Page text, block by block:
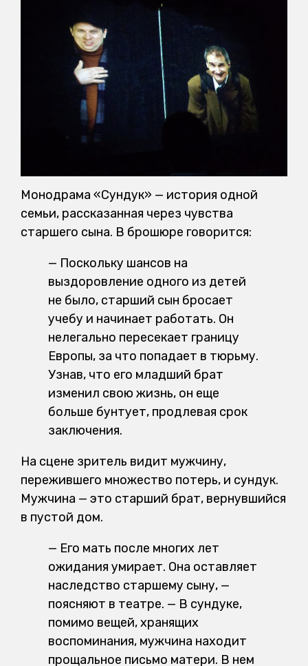
Монодрама «Сундук» — история одной
семьи, рассказанная через чувства
старшего сына. В брошюре говорится:
— Поскольку шансов на
выздоровление одного из детей
не было, старший сын бросает
учебу и начинает работать. Он
нелегально пересекает границу
Европы, за что попадает в тюрьму.
Узнав, что его младший брат
изменил свою жизнь, он еще
больше бунтует, продлевая срок
заключения.
На сцене зритель видит мужчину,
пережившего множество потерь, и сундук.
Мужчина — это старший брат, вернувшийся
в пустой дом.
— Его мать после многих лет
ожидания умирает. Она оставляет
наследство старшему сыну, —
поясняют в театре. — В сундуке,
помимо вещей, хранящих
воспоминания, мужчина находит
прощальное письмо матери. В нем